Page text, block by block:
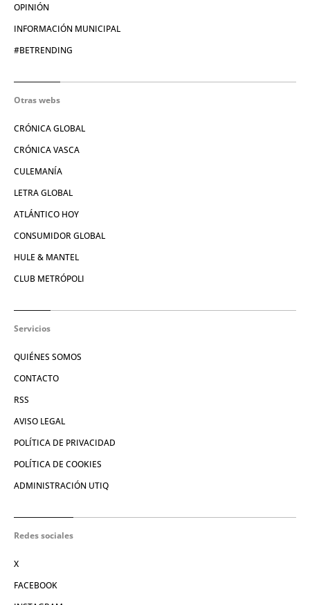
OPINIÓN
INFORMACIÓN MUNICIPAL
#BETRENDING
Otras webs
CRÓNICA GLOBAL
CRÓNICA VASCA
CULEMANÍA
LETRA GLOBAL
ATLÁNTICO HOY
CONSUMIDOR GLOBAL
HULE & MANTEL
CLUB METRÓPOLI
Servicios
QUIÉNES SOMOS
CONTACTO
RSS
AVISO LEGAL
POLÍTICA DE PRIVACIDAD
POLÍTICA DE COOKIES
ADMINISTRACIÓN UTIQ
Redes sociales
X
FACEBOOK